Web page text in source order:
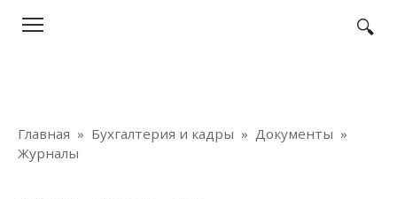
Главная » Бухгалтерия и кадры » Документы »
Журналы